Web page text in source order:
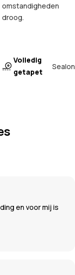
omstandigheden
droog.
Volledig
getapet
Sealon
en voor mij is